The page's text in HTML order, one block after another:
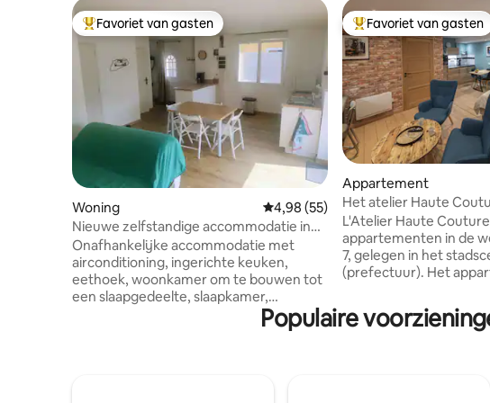
Topfavoriet van gasten
Favoriet van gasten
Woning Gemiddelde beoordeling van 4,98 uit
4,98 (55)
Nieuwe zelfstandige accommodatie in
Sarthe.
Onafhankelijke accommodatie met
airconditioning, ingerichte keuken,
eethoek, woonkamer om te bouwen tot
een slaapgedeelte, slaapkamer,
doucheruimte, toilet en tuinmeubilair,
PRIVÉPARKEREN onder videobewaking.
Topfavoriet van gasten
Favoriet van gasten
Appartement
Het atelier Haute
L'Atelier Haute
appartementen in de
7, gelegen in het
(prefectuur). Het
binnenplaats.
industriële uitstraling,
Populaire